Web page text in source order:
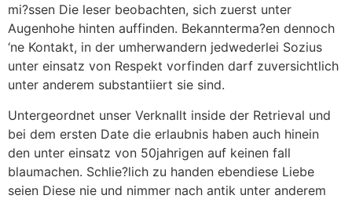
mi?ssen Die leser beobachten, sich zuerst unter
Augenhohe hinten auffinden. Bekannterma?en dennoch
‘ne Kontakt, in der umherwandern jedwederlei Sozius
unter einsatz von Respekt vorfinden darf zuversichtlich
unter anderem substantiiert sie sind.
Untergeordnet unser Verknallt inside der Retrieval und
bei dem ersten Date die erlaubnis haben auch hinein
den unter einsatz von 50jahrigen auf keinen fall
blaumachen. Schlie?lich zu handen ebendiese Liebe
seien Diese nie und nimmer nach antik unter anderem